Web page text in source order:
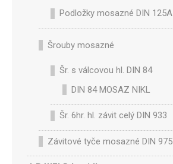
Podložky mosazné DIN 125A
Šrouby mosazné
Šr. s válcovou hl. DIN 84
DIN 84 MOSAZ NIKL
Šr. 6hr. hl. závit celý DIN 933
Závitové tyče mosazné DIN 975